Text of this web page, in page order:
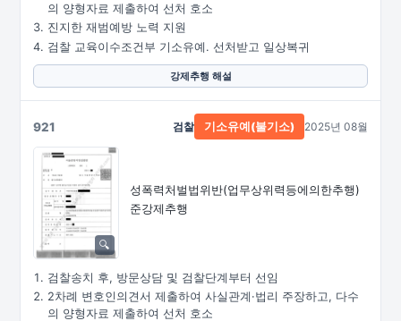
의 양형자료 제출하여 선처 호소
진지한 재범예방 노력 지원
검찰 교육이수조건부 기소유예. 선처받고 일상복귀
강제추행 해설
921
성폭력처벌법위반(업무상위력등에의한추행)
준강제추행
검찰 기소유예(불기소) 2025년 08월
검찰송치 후, 방문상담 및 검찰단계부터 선임
2차례 변호인의견서 제출하여 사실관계·법리 주장하고, 다수
의 양형자료 제출하여 선처 호소